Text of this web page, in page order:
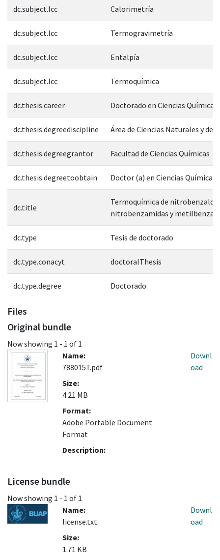
dc.subject.lcc Calorimetría
dc.subject.lcc Termogravimetría
dc.subject.lcc Entalpía
dc.subject.lcc Termoquímica
dc.thesis.career Doctorado en Ciencias Químicas
dc.thesis.degreediscipline Área de Ciencias Naturales y de
dc.thesis.degreegrantor Facultad de Ciencias Químicas
dc.thesis.degreetoobtain Doctor (a) en Ciencias Químicas
dc.title
Termoquímica de
nitrobenzamidas y
dc.type Tesis de doctorado
dc.type.conacyt doctoralThesis
dc.type.degree Doctorado
Files
Original bundle
Now showing 1 - 1 of 1
Name:
788015T.pdf
Size:
4.21 MB
Format:
Adobe Portable Document
Format
Description:
Downl
oad
License bundle
Now showing 1 - 1 of 1
Name:
license.txt
Size:
1.71 KB
Downl
oad